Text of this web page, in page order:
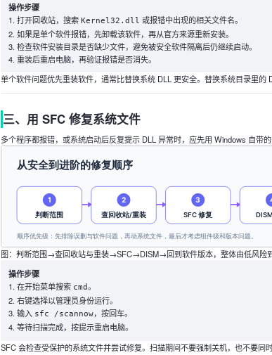
操作步骤
打开回收站，搜索 Kernel32.dll 或报错中出现的相关文件名。
如果是单个软件报错，先卸载该软件，再从官方来源重新安装。
检查软件安装目录是否缺少文件，避免被安全软件隔离后仍继续启动。
重装后重启电脑，再验证报错是否消失。
单个软件问题优先重装软件，通常比替换系统 DLL 更安全。替换系统目录里的
三、用 SFC 修复系统文件
多个程序都报错，或系统启动后反复提示 DLL 异常时，应先用 Windows 自带
图：判断范围→查回收站与重装→SFC→DISM→回到软件版本，整体由低风险到
操作步骤
在开始菜单搜索 cmd。
右键选择以管理员身份运行。
输入 sfc /scannow，按回车。
等待扫描完成，按提示重启电脑。
SFC 会检查受保护的系统文件并尝试修复。扫描期间不要强制关机，也不要同